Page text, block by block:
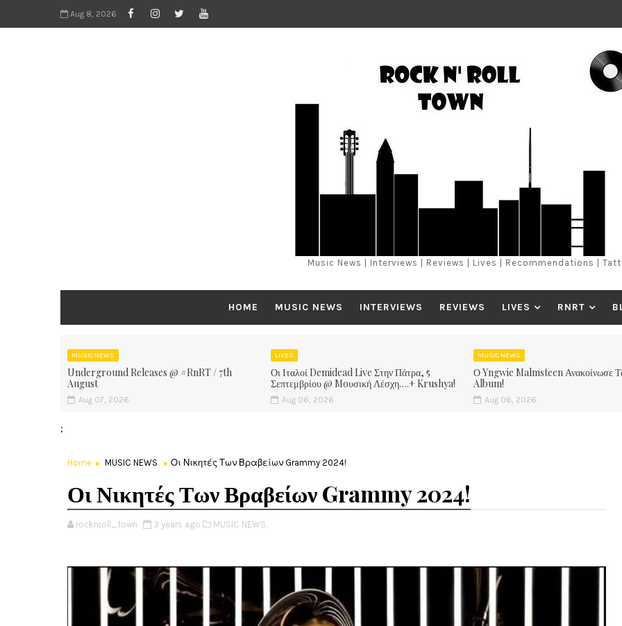
Aug 8, 2026
Music News | Interviews | Reviews | Lives | Recommendations |
HOME MUSIC NEWS INTERVIEWS REVIEWS LIVES RNRT
MUSIC NEWS
Underground Releases @ #RnRT / 7th
August
Aug 07, 2026
LIVES
Οι Ιταλοί Demidead Live Στην Πάτρα, 5
Σεπτεμβρίου @ Moυσική Λέσχη….+ Krushya!
Aug 06, 2026
MUSIC NEWS
Ο Yngwie Malmsteen Ανακοίνωσε
Album!
Aug 06, 2026
;
Home MUSIC NEWS Οι Νικητές Των Βραβείων Grammy 2024!
Οι Νικητές Των Βραβείων Grammy 2024!
rocknroll_town 3 years ago MUSIC NEWS,